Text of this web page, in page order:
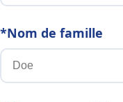
*Nom de famille